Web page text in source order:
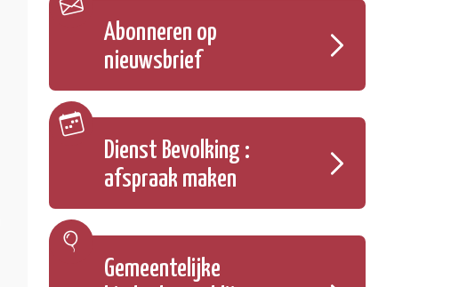
Abonneren op
nieuwsbrief
Dienst Bevolking :
afspraak maken
Gemeentelijke